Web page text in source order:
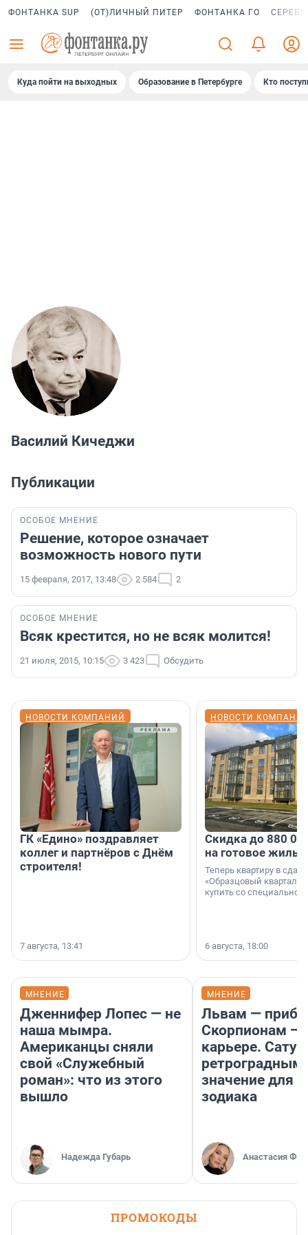
ФОНТАНКА SUP (ОТ)ЛИЧНЫЙ ПИТЕР ФОНТАНКА ГО
Куда пойти на выходных Образование в Петербурге Кто
Василий Кичеджи
Публикации
ОСОБОЕ МНЕНИЕ
Решение, которое означает
возможность нового пути
15 февраля, 2017, 13:48 2 584 2
ОСОБОЕ МНЕНИЕ
Всяк крестится, но не всяк молится!
21 июля, 2015, 10:15 3 423 Обсудить
НОВОСТИ КОМПАНИЙ
ГК «Едино» поздравляет
коллег и партнёров с Днём
строителя!
7 августа, 13:41
НОВОСТИ
Скидка до 880
на готовое
Теперь квартиру в
«Образцовый квартал
купить со специальной
6 августа, 18:00
МНЕНИЕ
Дженнифер Лопес — не
наша мымра.
Американцы сняли
свой «Служебный
роман»: что из этого
вышло
Надежда Губарь
МНЕНИЕ
Львам —
Скорпионам —
карьере.
ретроградным
значение для
зодиака
Анастасия
ПРОМОКОДЫ